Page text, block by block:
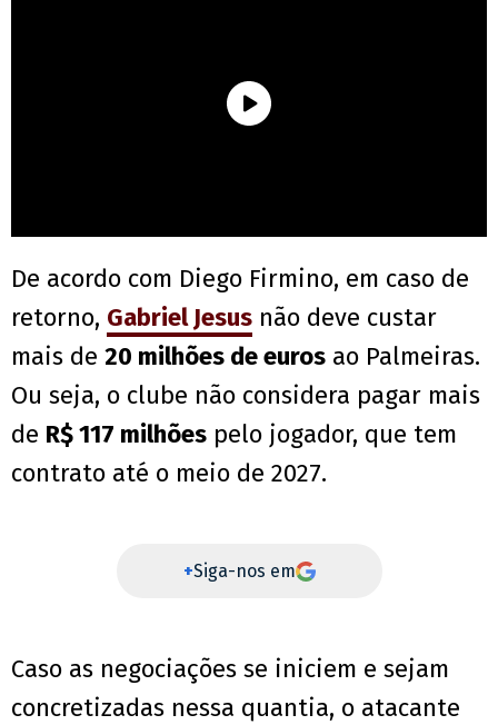
De acordo com Diego Firmino, em caso de
retorno, Gabriel Jesus não deve custar
mais de 20 milhões de euros ao Palmeiras.
Ou seja, o clube não considera pagar mais
de R$ 117 milhões pelo jogador, que tem
contrato até o meio de 2027.
+Siga-nos em
Caso as negociações se iniciem e sejam
concretizadas nessa quantia, o atacante